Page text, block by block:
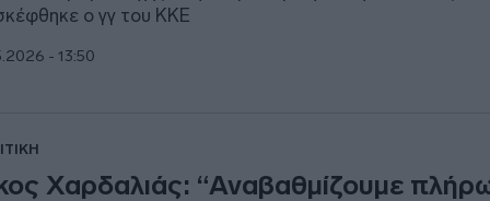
ο γγ του ΚΚΕ
- 13:50
Χαρδαλιάς: “Αναβαθμίζουμε